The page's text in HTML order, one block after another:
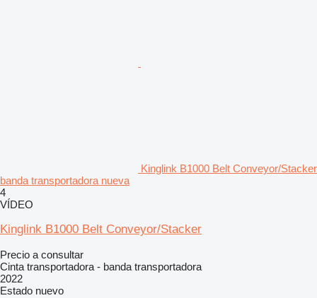
Kinglink B1000 Belt Conveyor/Stacker
banda transportadora nueva
4
VÍDEO
Kinglink B1000 Belt Conveyor/Stacker
Precio a consultar
Cinta transportadora - banda transportadora
2022
Estado nuevo